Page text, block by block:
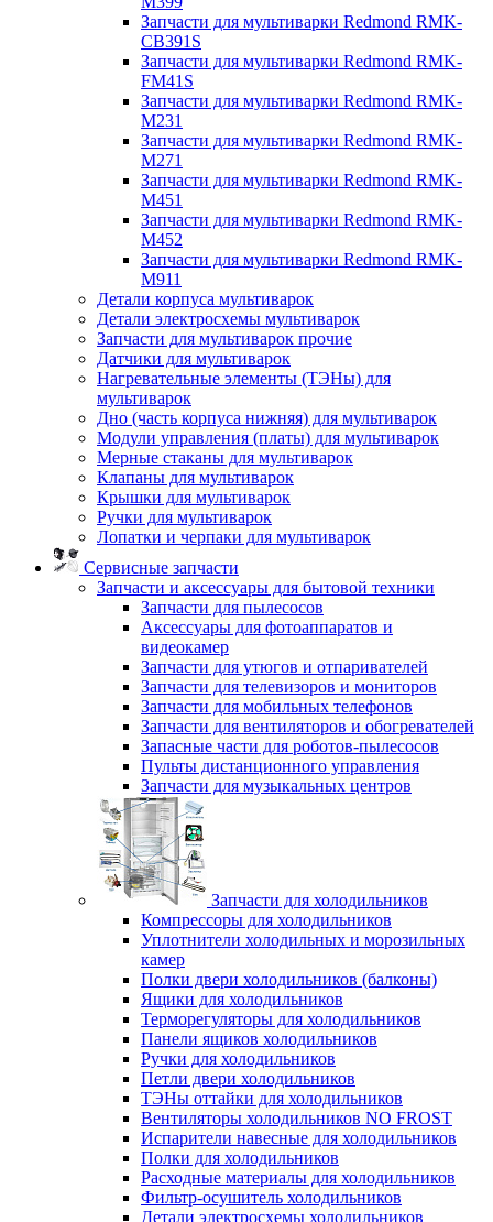
Запчасти для мультиварки Redmond RMK-
CB391S
Запчасти для мультиварки Redmond RMK-
FM41S
Запчасти для мультиварки Redmond RMK-
M231
Запчасти для мультиварки Redmond RMK-
M271
Запчасти для мультиварки Redmond RMK-
M451
Запчасти для мультиварки Redmond RMK-
M452
Запчасти для мультиварки Redmond RMK-
M911
Детали корпуса мультиварок
Детали электросхемы мультиварок
Запчасти для мультиварок прочие
Датчики для мультиварок
Нагревательные элементы (ТЭНы) для
мультиварок
Дно (часть корпуса нижняя) для мультиварок
Модули управления (платы) для мультиварок
Мерные стаканы для мультиварок
Клапаны для мультиварок
Крышки для мультиварок
Ручки для мультиварок
Лопатки и черпаки для мультиварок
Сервисные запчасти
Запчасти и аксессуары для бытовой техники
Запчасти для пылесосов
Аксессуары для фотоаппаратов и
видеокамер
Запчасти для утюгов и отпаривателей
Запчасти для телевизоров и мониторов
Запчасти для мобильных телефонов
Запчасти для вентиляторов и обогревателей
Запасные части для роботов-пылесосов
Пульты дистанционного управления
Запчасти для музыкальных центров
Запчасти для холодильников
Компрессоры для холодильников
Уплотнители холодильных и морозильных
камер
Полки двери холодильников (балконы)
Ящики для холодильников
Терморегуляторы для холодильников
Панели ящиков холодильников
Ручки для холодильников
Петли двери холодильников
ТЭНы оттайки для холодильников
Вентиляторы холодильников NO FROST
Испарители навесные для холодильников
Полки для холодильников
Расходные материалы для холодильников
Фильтр-осушитель холодильников
Детали электросхемы холодильников